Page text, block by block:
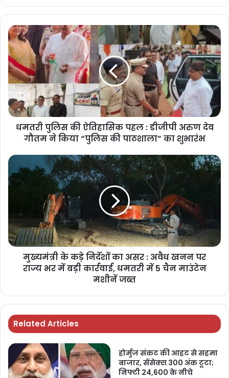
धमतरी पुलिस की ऐतिहासिक पहल : डीजीपी अरुण देव
गौतम ने किया “पुलिस की पाठशाला” का शुभारंभ
मुख्यमंत्री के कड़े निर्देशों का असर : अवैध खनन पर
राज्य भर में बड़ी कार्रवाई, धमतरी में 5 चैन माउंटेन
मशीनें जब्त
Related Articles
होर्मुज संकट की आहट से सहमा
बाजार, सेंसेक्स 300 अंक टूटा;
निफ्टी 24,600 के नीचे